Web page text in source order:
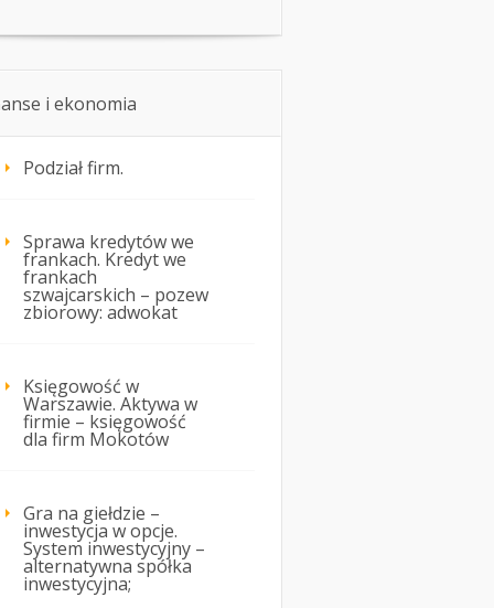
i ekonomia
Podział firm.
Sprawa kredytów we
frankach. Kredyt we
frankach
szwajcarskich – pozew
zbiorowy: adwokat
Księgowość w
Warszawie. Aktywa w
firmie – księgowość
dla firm Mokotów
Gra na giełdzie –
inwestycja w opcje.
System inwestycyjny –
alternatywna spółka
inwestycyjna;